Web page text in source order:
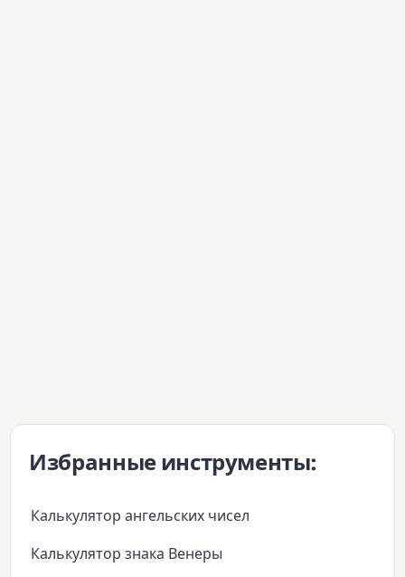
Избранные инструменты:
Калькулятор ангельских чисел
Калькулятор знака Венеры